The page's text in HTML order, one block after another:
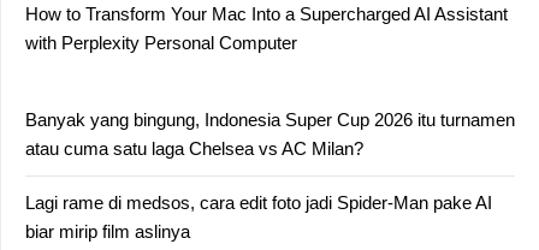
How to Transform Your Mac Into a Supercharged AI Assistant
with Perplexity Personal Computer
Banyak yang bingung, Indonesia Super Cup 2026 itu turnamen
atau cuma satu laga Chelsea vs AC Milan?
Lagi rame di medsos, cara edit foto jadi Spider-Man pake AI
biar mirip film aslinya